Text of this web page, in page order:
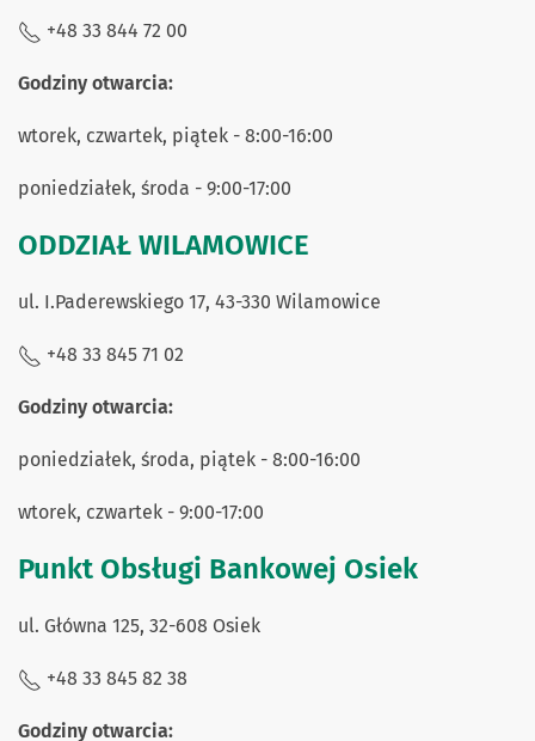
+48 33 844 72 00
Godziny otwarcia:
wtorek, czwartek, piątek - 8:00-16:00
poniedziałek, środa - 9:00-17:00
ODDZIAŁ WILAMOWICE
ul. I.Paderewskiego 17, 43-330 Wilamowice
+48 33 845 71 02
Godziny otwarcia:
poniedziałek, środa, piątek - 8:00-16:00
wtorek, czwartek - 9:00-17:00
Punkt Obsługi Bankowej Osiek
ul. Główna 125, 32-608 Osiek
+48 33 845 82 38
Godziny otwarcia: